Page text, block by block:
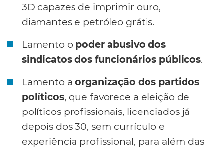
3D capazes de imprimir ouro,
diamantes e petróleo grátis.
Lamento o poder abusivo dos
sindicatos dos funcionários públicos.
Lamento a organização dos partidos
políticos, que favorece a eleição de
políticos profissionais, licenciados já
depois dos 30, sem currículo e
experiência profissional, para além das